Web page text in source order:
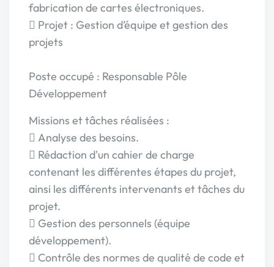
fabrication de cartes électroniques.
 Projet : Gestion d’équipe et gestion des
projets
Poste occupé : Responsable Pôle
Développement
Missions et tâches réalisées :
 Analyse des besoins.
 Rédaction d'un cahier de charge
contenant les différentes étapes du projet,
ainsi les différents intervenants et tâches du
projet.
 Gestion des personnels (équipe
développement).
 Contrôle des normes de qualité de code et